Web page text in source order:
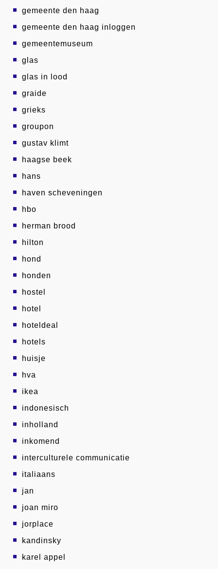
gemeente den haag
gemeente den haag inloggen
gemeentemuseum
glas
glas in lood
graide
grieks
groupon
gustav klimt
haagse beek
hans
haven scheveningen
hbo
herman brood
hilton
hond
honden
hostel
hotel
hoteldeal
hotels
huisje
hva
ikea
indonesisch
inholland
inkomend
interculturele communicatie
italiaans
jan
joan miro
jorplace
kandinsky
karel appel